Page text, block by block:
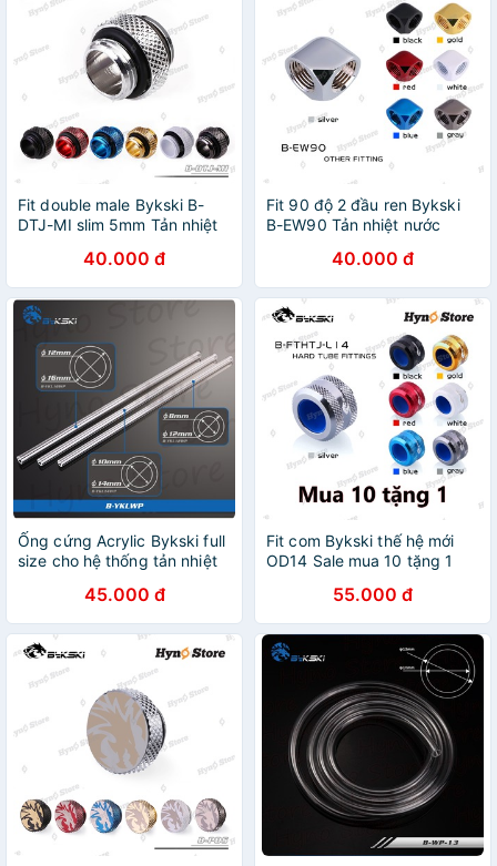
Fit double male Bykski B-
DTJ-MI slim 5mm Tản nhiệt
40.000 đ
Fit 90 độ 2 đầu ren Bykski
B-EW90 Tản nhiệt nước
40.000 đ
Ống cứng Acrylic Bykski full
size cho hệ thống tản nhiệt
45.000 đ
Fit com Bykski thế hệ mới
OD14 Sale mua 10 tặng 1
Hyno Store55.000 đ